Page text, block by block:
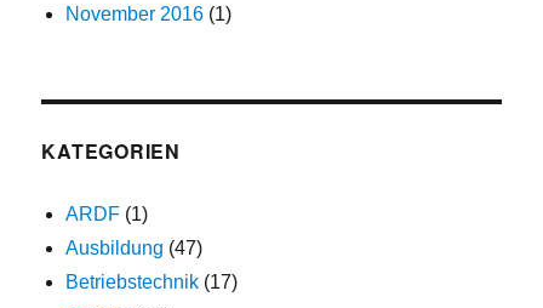
November 2016 (1)
KATEGORIEN
ARDF (1)
Ausbildung (47)
Betriebstechnik (17)